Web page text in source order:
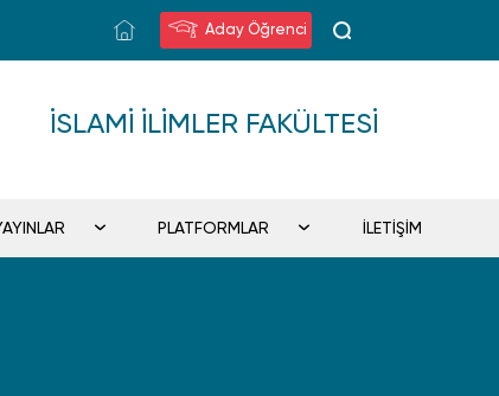
Aday Öğrenci
İSLAMI İLIMLER FAKÜLTESI
YAYINLAR PLATFORMLAR İLETİŞİM